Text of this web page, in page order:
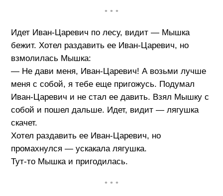
• • •
Идет Иван-Царевич по лесу, видит — Мышка
бежит. Хотел раздавить ее Иван-Царевич, но
взмолилась Мышка:
— Не дави меня, Иван-Царевич! А возьми лучше
меня с собой, я тебе еще пригожусь. Подумал
Иван-Царевич и не стал ее давить. Взял Мышку с
собой и пошел дальше. Идет, видит — лягушка
скачет.
Хотел раздавить ее Иван-Царевич, но
промахнулся — ускакала лягушка.
Тут-то Мышка и пригодилась.
• • •